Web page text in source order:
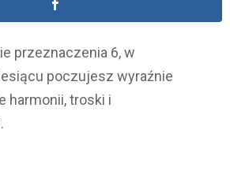
przeznaczenia 6, w
poczujesz wyraźnie
harmonii, troski i